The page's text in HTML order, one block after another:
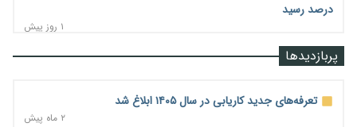
درصد رسید
۱ روز پیش
رشد ۷۵ هزار میلیاردی بازار خرید اعتباری؛ فین‌تک‌ها وارد میدان پربازدیدها
تعرفه‌های جدید کاریابی در سال ۱۴۰۵ ابلاغ شد
۲ ماه پیش